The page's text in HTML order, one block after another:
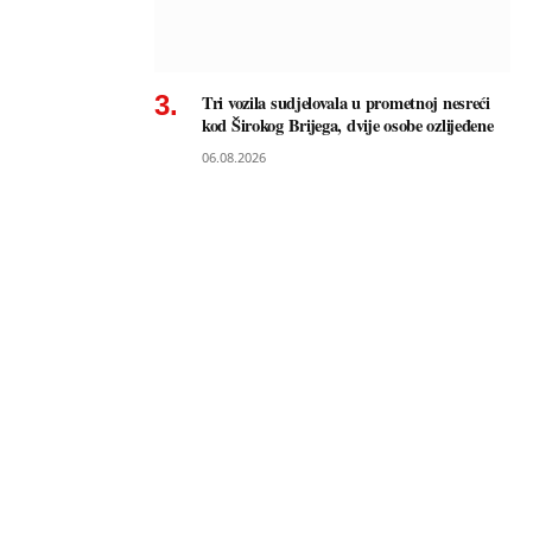
Tri vozila sudjelovala u prometnoj nesreći
kod Širokog Brijega, dvije osobe ozlijeđene
06.08.2026